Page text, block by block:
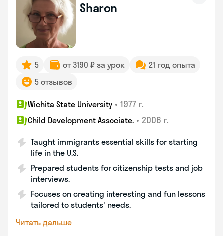
Sharon
5 от 3190 ₽ за урок
21 год опыта
5 отзывов
Wichita State University • 1977 г.
Child Development Associate. • 2006 г.
Taught immigrants essential skills for starting
life in the U.S.
Prepared students for citizenship tests and job
interviews.
Focuses on creating interesting and fun lessons
tailored to students' needs.
Читать дальше